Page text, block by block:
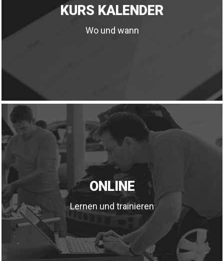
KURS KALENDER
Wo und wann
ONLINE
Lernen und trainieren